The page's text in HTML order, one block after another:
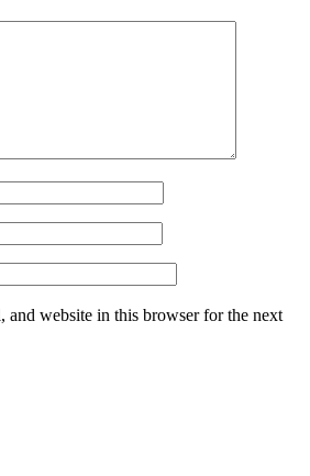
and website in this browser for the next